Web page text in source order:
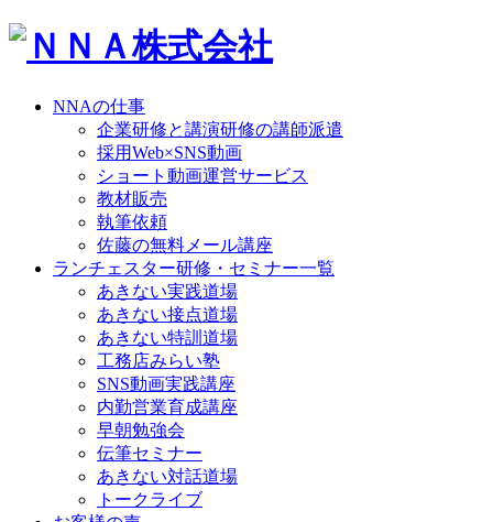
NNAの仕事
企業研修と講演研修の講師派遣
採用Web×SNS動画
ショート動画運営サービス
教材販売
執筆依頼
佐藤の無料メール講座
ランチェスター研修・セミナー一覧
あきない実践道場
あきない接点道場
あきない特訓道場
工務店みらい塾
SNS動画実践講座
内勤営業育成講座
早朝勉強会
伝筆セミナー
あきない対話道場
トークライブ